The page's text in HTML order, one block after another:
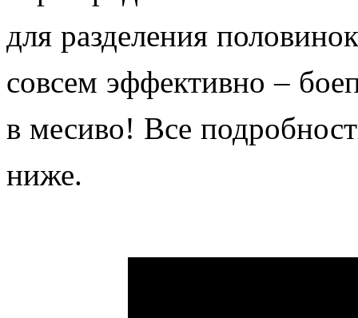
для разделения
совсем эффективно –
в месиво! Все
ниже.